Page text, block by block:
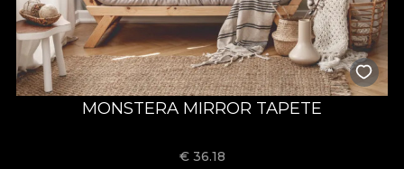
MONSTERA MIRROR TAPETE
€ 36.18